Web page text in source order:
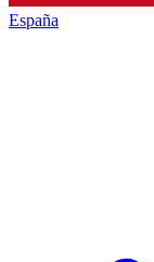
España